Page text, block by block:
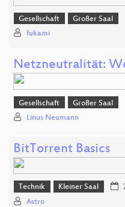
Gesellschaft Großer Saal
fukami
Netzneutralität:
Gesellschaft Großer Saal
Linus Neumann
BitTorrent Basics
Technik Kleiner Saal
Astro